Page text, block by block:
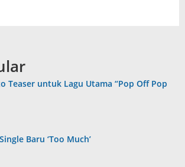
Teaser untuk Lagu Utama “Pop Off Pop
Baru ‘Too Much’